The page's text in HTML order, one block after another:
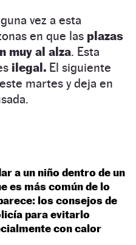
vez a esta
en que las plazas
muy al alza. Esta
ilegal. El siguiente
martes y deja en
a un niño dentro de un
es más común de lo
los consejos de
para evitarlo
con calor